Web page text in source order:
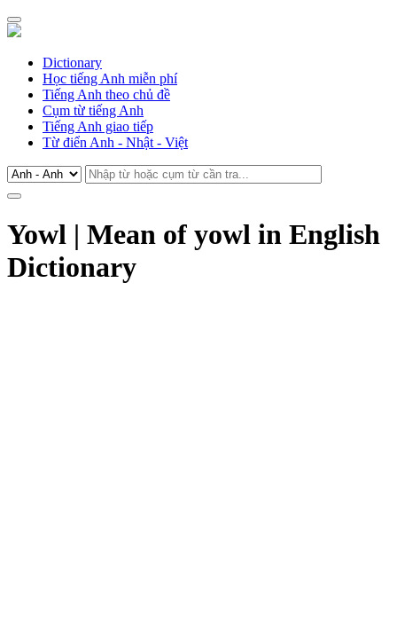
Dictionary
Học tiếng Anh miễn phí
Tiếng Anh theo chủ đề
Cụm từ tiếng Anh
Tiếng Anh giao tiếp
Từ điển Anh - Nhật - Việt
Yowl | Mean of yowl in English
Dictionary